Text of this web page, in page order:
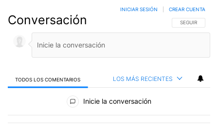
Conversación SIGA ESTA
SEGUIR
INICIAR SESIÓN CREAR CUENTA
TODOS LOS COMENTARIOS LOS MÁS RECIENTES
Todos los comentarios
Inicie la conversación